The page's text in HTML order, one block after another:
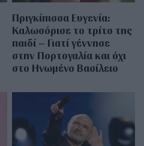
Πριγκίπισσα Ευγενία:
Καλωσόρισε το τρίτο της
παιδί – Γιατί γέννησε
στην Πορτογαλία και όχι
στο Ηνωμένο Βασίλειο